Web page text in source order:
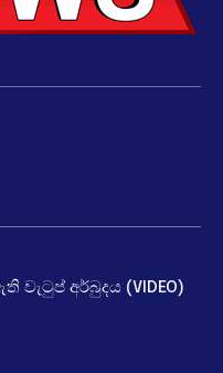
අර්බුදය (VIDEO)